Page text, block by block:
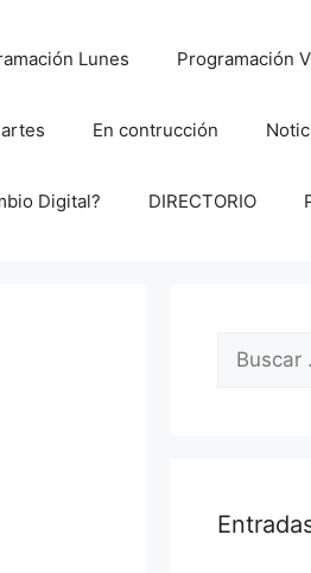
Lunes Programación
En contrucción
Digital? DIRECTORIO
Buscar: